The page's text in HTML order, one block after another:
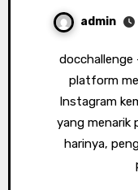
admin
docchallenge – Tahun 2026 sudah tiba, dan
platform
Instagram
yang menarik
harinya,